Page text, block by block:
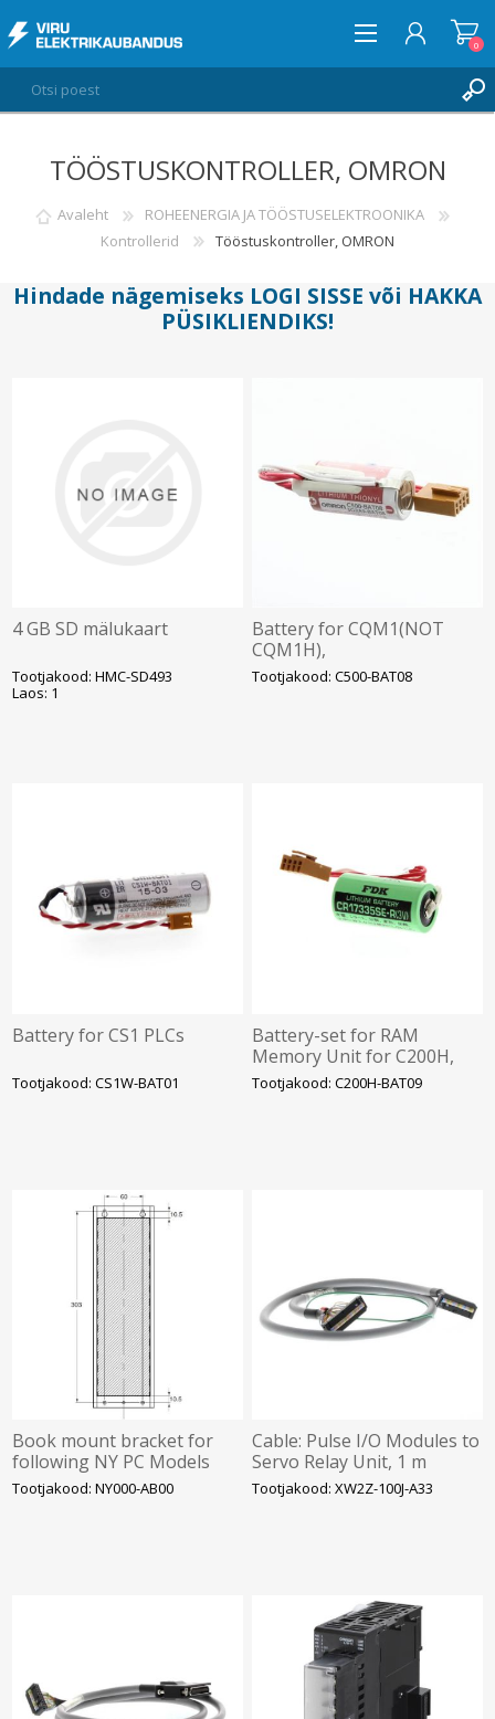
LOGI SISSE
SOOVIKORV 0
0
TÖÖSTUSKONTROLLER, OMRON
Avaleht
ROHEENERGIA JA TÖÖSTUSELEKTROONIKA
Kontrollerid
Tööstuskontroller, OMRON
Hindade nägemiseks LOGI SISSE või HAKKA
PÜSIKLIENDIKS!
4 GB SD mälukaart
Tootjakood: HMC-SD493
Laos: 1
Battery for CQM1(NOT
CQM1H),
CK/C500/C1000H/C2000H/CV
PLCs & NT/NS HMIs
Tootjakood: C500-BAT08
Battery for CS1 PLCs
Tootjakood: CS1W-BAT01
Battery-set for RAM
Memory Unit for C200H,
Mini-H, NT-Terminals
Tootjakood: C200H-BAT09
Book mount bracket for
following NY PC Models
Tootjakood: NY000-AB00
Cable: Pulse I/O Modules to
Servo Relay Unit, 1 m
(SmartStep2, G, G5)
Tootjakood: XW2Z-100J-A33